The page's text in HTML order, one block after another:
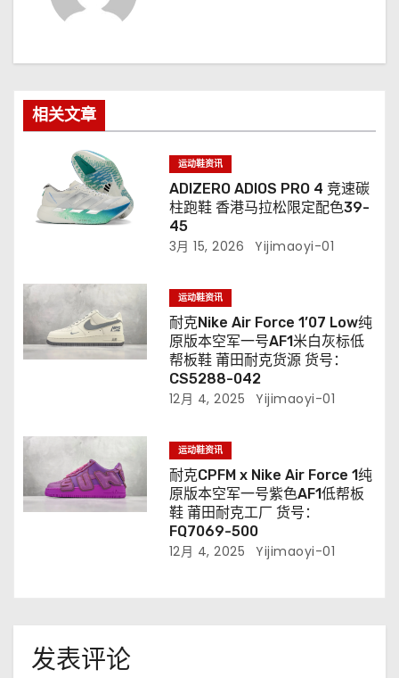
相关文章
运动鞋资讯
ADIZERO ADIOS PRO 4 竞速碳
柱跑鞋 香港马拉松限定配色39-
45
3月 15, 2026 Yijimaoyi-01
运动鞋资讯
耐克Nike Air Force 1’07 Low纯
原版本空军一号AF1米白灰标低
帮板鞋 莆田耐克货源 货号：
CS5288-042
12月 4, 2025 Yijimaoyi-01
运动鞋资讯
耐克CPFM x Nike Air Force 1纯
原版本空军一号紫色AF1低帮板
鞋 莆田耐克工厂 货号：
FQ7069-500
12月 4, 2025 Yijimaoyi-01
发表评论